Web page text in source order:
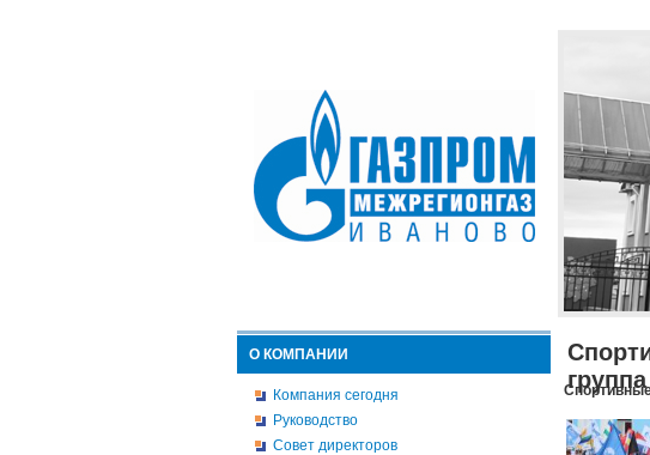
О КОМПАНИИ
Компания сегодня
Руководство
Совет директоров
группа